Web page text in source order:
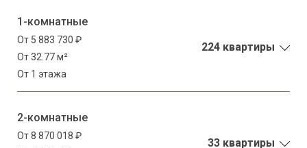
1-комнатные
От 5 883 730 ₽
От 32.77 м²
От 1 этажа
224 квартиры
2-комнатные
От 8 870 018 ₽
33 квартиры